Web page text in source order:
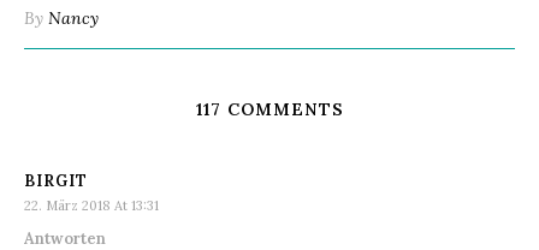
By Nancy
117 COMMENTS
BIRGIT
22. März 2018 At 13:31
Antworten